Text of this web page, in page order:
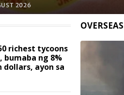
2026
richest tycoons
bumaba ng 8%
dollars, ayon sa
OVERSEAS